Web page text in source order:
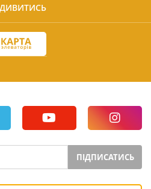
ПІДПИСАТИСЬ